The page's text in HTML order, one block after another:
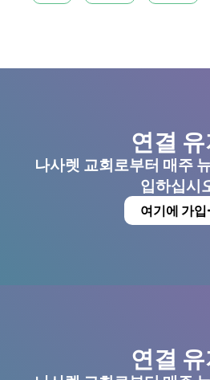
연결 유
나사렛 교회로부터 매주
입하십시
여기에 가입
연결 유